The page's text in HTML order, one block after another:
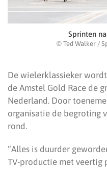
Sprinten
© Ted Walker /
De wielerklassieker
de Amstel Gold Race de
Nederland. Door
organisatie de begroting
rond.
“Alles is duurder
TV-productie met veertig